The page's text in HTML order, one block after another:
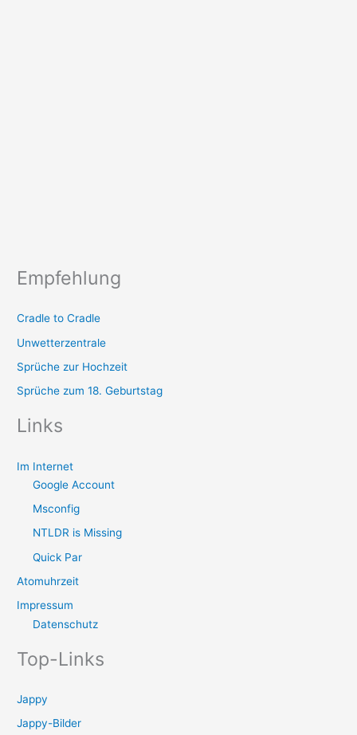
Empfehlung
Cradle to Cradle
Unwetterzentrale
Sprüche zur Hochzeit
Sprüche zum 18. Geburtstag
Links
Im Internet
Google Account
Msconfig
NTLDR is Missing
Quick Par
Atomuhrzeit
Impressum
Datenschutz
Top-Links
Jappy
Jappy-Bilder